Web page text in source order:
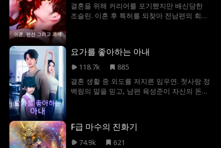
결혼을 위해 커리어를 포기했지만 배신당한
조슬린. 이혼 후 특허를 되찾아 전남편의 회사
요가를 좋아하는 아내
118.7k
885
결혼 생활 중 외도를 저지른 임우연. 첫사랑 정
백림의 말을 믿고, 남편 육성준이 자신의 돈을
지만 진실은 전혀 달랐다. 육성준은 자신의 정
체를 숨긴 채, 묵묵히 그녀의 사업을 뒤에서 도
F급 마수의 진화기
74.9k
621